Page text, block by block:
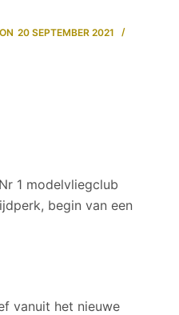
ON 20 SEPTEMBER 2021
1 modelvliegclub
begin van een
vanuit het nieuwe